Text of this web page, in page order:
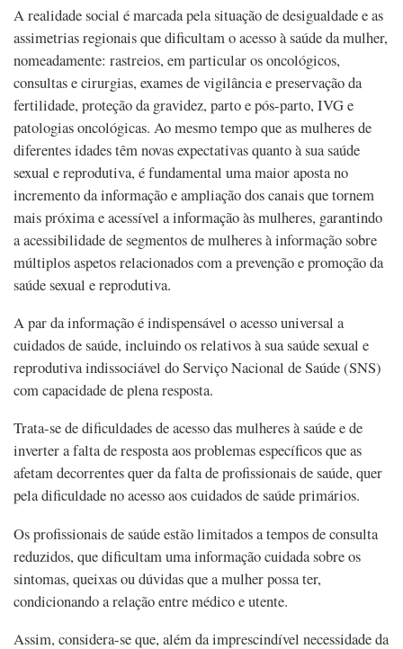
A realidade social é marcada pela situação de desigualdade e as
assimetrias regionais que dificultam o acesso à saúde da mulher,
nomeadamente: rastreios, em particular os oncológicos,
consultas e cirurgias, exames de vigilância e preservação da
fertilidade, proteção da gravidez, parto e pós-parto, IVG e
patologias oncológicas. Ao mesmo tempo que as mulheres de
diferentes idades têm novas expectativas quanto à sua saúde
sexual e reprodutiva, é fundamental uma maior aposta no
incremento da informação e ampliação dos canais que tornem
mais próxima e acessível a informação às mulheres, garantindo
a acessibilidade de segmentos de mulheres à informação sobre
múltiplos aspetos relacionados com a prevenção e promoção da
saúde sexual e reprodutiva.
A par da informação é indispensável o acesso universal a
cuidados de saúde, incluindo os relativos à sua saúde sexual e
reprodutiva indissociável do Serviço Nacional de Saúde (SNS)
com capacidade de plena resposta.
Trata-se de dificuldades de acesso das mulheres à saúde e de
inverter a falta de resposta aos problemas específicos que as
afetam decorrentes quer da falta de profissionais de saúde, quer
pela dificuldade no acesso aos cuidados de saúde primários.
Os profissionais de saúde estão limitados a tempos de consulta
reduzidos, que dificultam uma informação cuidada sobre os
sintomas, queixas ou dúvidas que a mulher possa ter,
condicionando a relação entre médico e utente.
Assim, considera-se que, além da imprescindível necessidade da